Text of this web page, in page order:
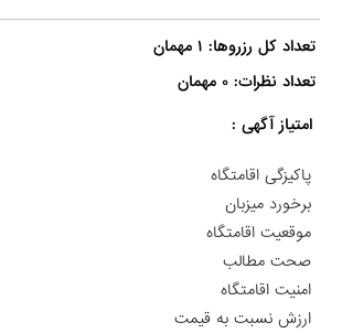
تعداد کل رزروها: ۱ مهمان
تعداد نظرات: ۰ مهمان
امتیاز آگهی :
پاکیزگی اقامتگاه
برخورد میزبان
موقعیت اقامتگاه
صحت مطالب
امنیت اقامتگاه
ارزش نسبت به قیمت